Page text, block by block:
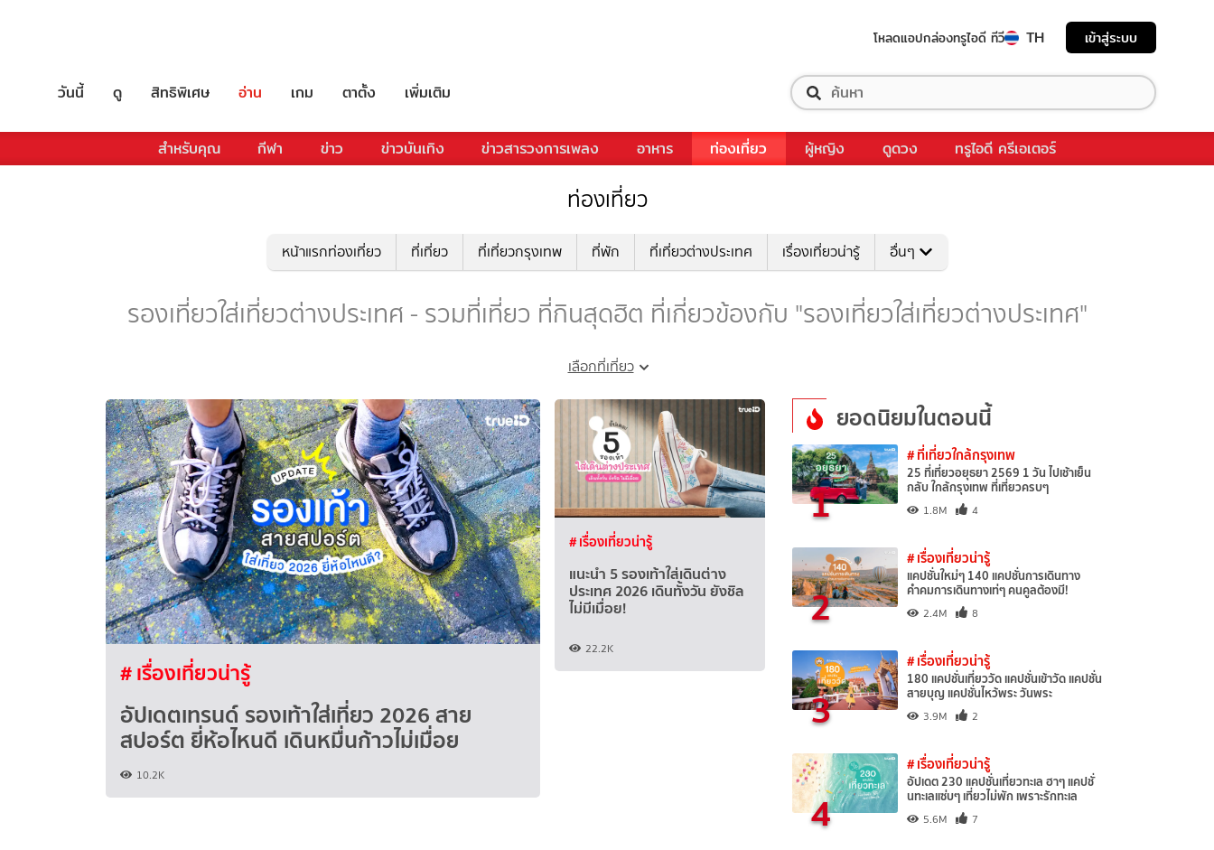
โหลดแอปกล่องทรูไอดี ทีวี TH เข้าสู่ระบบ
วันนี้ ดู สิทธิพิเศษ อ่าน เกม ตาตั้ง เพิ่มเติม
สำหรับคุณ กีฬา ข่าว ข่าวบันเทิง ข่าวสารวงการเพลง อาหาร ท่องเที่ยว ผู้หญิง ดูดวง ทรูไอดี ครีเอเตอร์
ท่องเที่ยว
หน้าแรกท่องเที่ยว ที่เที่ยว ที่เที่ยวกรุงเทพ ที่พัก ที่เที่ยวต่างประเทศ เรื่องเที่ยวน่ารู้ อื่นๆ
รองเที่ยวใส่เที่ยวต่างประเทศ - รวมที่เที่ยว ที่กินสุดฮิต ที่เกี่ยวข้องกับ "รองเที่ยวใส่เที่ยวต่างประเทศ"
เลือกที่เที่ยว
# เรื่องเที่ยวน่ารู้
อัปเดตเทรนด์ รองเท้าใส่เที่ยว 2026 สาย
สปอร์ต ยี่ห้อไหนดี เดินหมื่นก้าวไม่เมื่อย
10.2K
# เรื่องเที่ยวน่ารู้
แนะนำ 5 รองเท้าใส่เดินต่าง
ประเทศ 2026 เดินทั้งวัน ยังชิล
ไม่มีเมื่อย!
22.2K
ยอดนิยมในตอนนี้
1
# ที่เที่ยวใกล้กรุงเทพ
25 ที่เที่ยวอยุธยา 2569 1 วัน ไปเช้าเย็น
กลับ ใกล้กรุงเทพ ที่เที่ยวครบๆ
1.8M 4
2
# เรื่องเที่ยวน่ารู้
แคปชั่นใหม่ๆ 140 แคปชั่นการเดินทาง
คำคมการเดินทางเท่ๆ คนคูลต้องมี!
2.4M 8
3
# เรื่องเที่ยวน่ารู้
180 แคปชั่นเที่ยววัด แคปชั่นเข้าวัด แคปชั่น
สายบุญ แคปชั่นไหว้พระ วันพระ
3.9M 2
4
# เรื่องเที่ยวน่ารู้
อัปเดต 230 แคปชั่นเที่ยวทะเล ฮาๆ แคปชั่
นทะเลแซ่บๆ เที่ยวไม่พัก เพราะรักทะเล
5.6M 7